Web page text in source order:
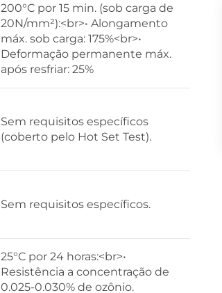
200°C por 15 min. (sob carga de
20N/mm²):<br>• Alongamento
máx. sob carga: 175%<br>•
Deformação permanente máx.
após resfriar: 25%
Sem requisitos específicos
(coberto pelo Hot Set Test).
Sem requisitos específicos.
25°C por 24 horas:<br>•
Resistência a concentração de
0.025-0.030% de ozônio.